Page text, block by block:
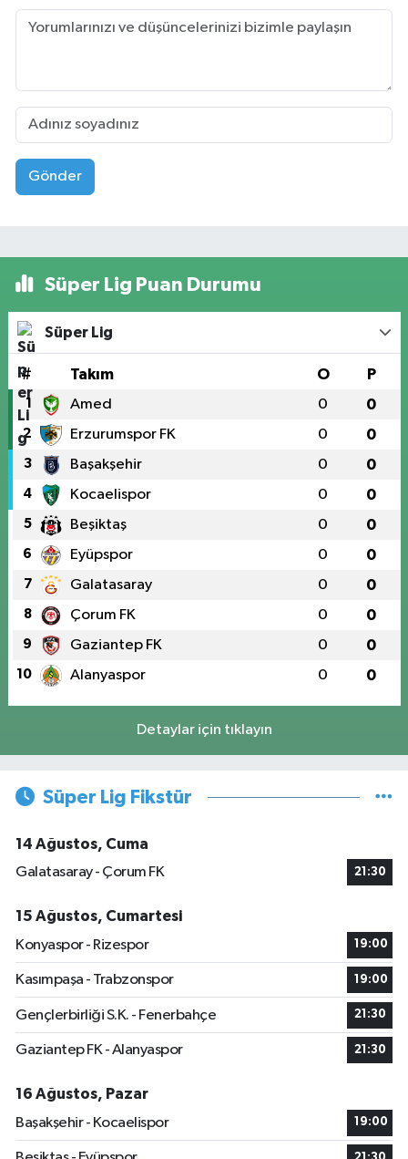
Gönder
Süper Lig Puan Durumu
Süper Lig
# Takım O P
1 Amed 0 0
2 Erzurumspor FK 0 0
3 Başakşehir 0 0
4 Kocaelispor 0 0
5 Beşiktaş 0 0
6 Eyüpspor 0 0
7 Galatasaray 0 0
8 Çorum FK 0 0
9 Gaziantep FK 0 0
10 Alanyaspor 0 0
Detaylar için tıklayın
Süper Lig Fikstür
14 Ağustos, Cuma
Galatasaray - Çorum FK
21:30
15 Ağustos, Cumartesi
Konyaspor - Rizespor
19:00
Kasımpaşa - Trabzonspor 19:00
Gençlerbirliği S.K. - Fenerbahçe 21:30
Gaziantep FK - Alanyaspor 21:30
16 Ağustos, Pazar
Başakşehir - Kocaelispor
19:00